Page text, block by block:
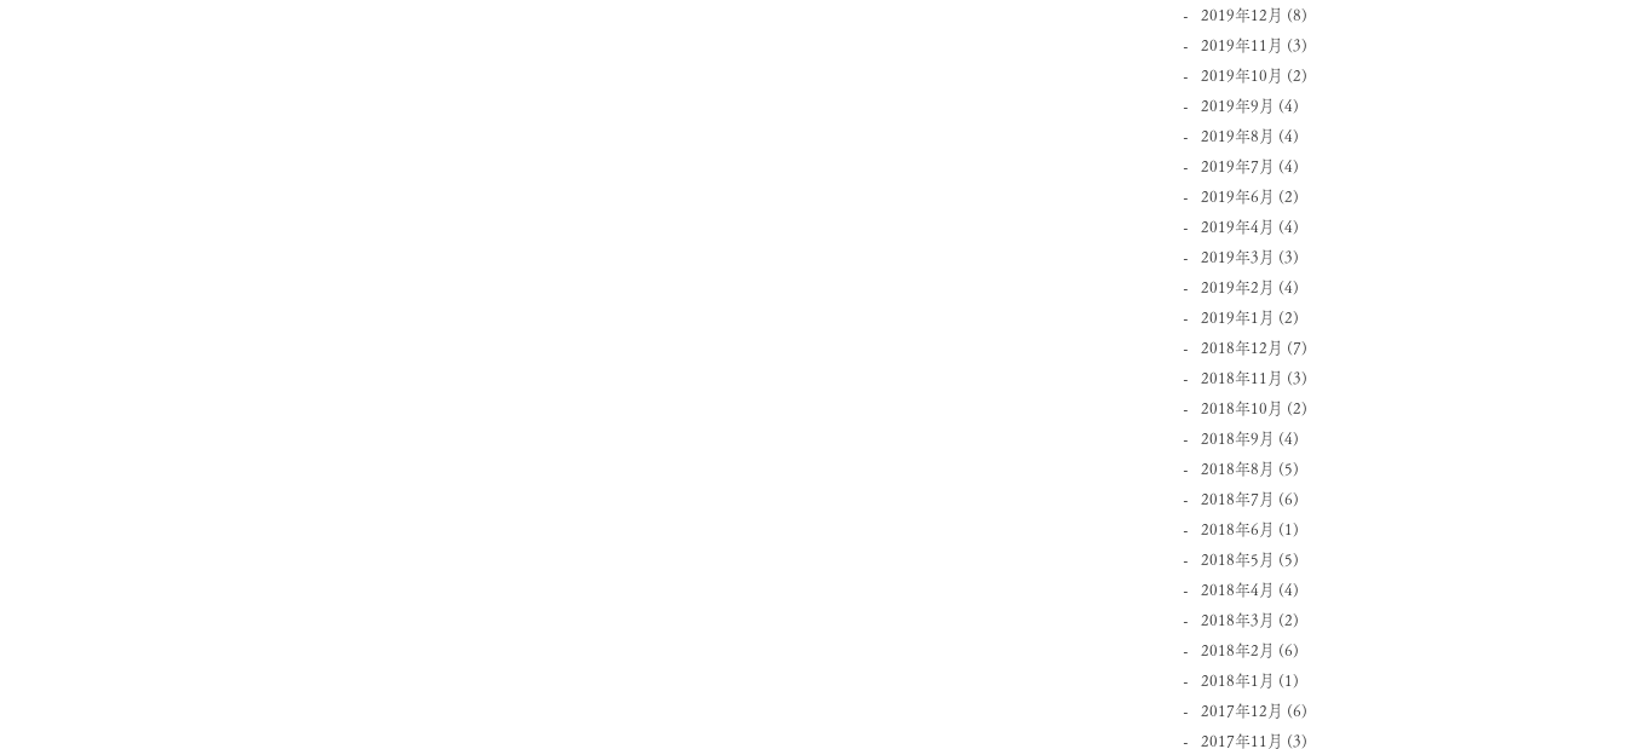
2019年12月 (8)
2019年11月 (3)
2019年10月 (2)
2019年9月 (4)
2019年8月 (4)
2019年7月 (4)
2019年6月 (2)
2019年4月 (4)
2019年3月 (3)
2019年2月 (4)
2019年1月 (2)
2018年12月 (7)
2018年11月 (3)
2018年10月 (2)
2018年9月 (4)
2018年8月 (5)
2018年7月 (6)
2018年6月 (1)
2018年5月 (5)
2018年4月 (4)
2018年3月 (2)
2018年2月 (6)
2018年1月 (1)
2017年12月 (6)
2017年11月 (3)